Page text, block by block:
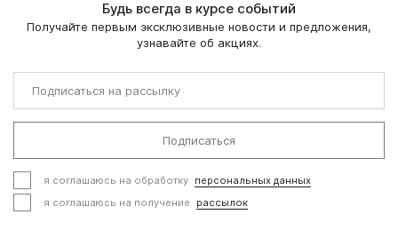
Будь всегда в курсе событий
Получайте первым эксклюзивные новости и предложения,
узнавайте об акциях.
Подписаться
я соглашаюсь на обработку персональных данных
я соглашаюсь на получение
рассылок